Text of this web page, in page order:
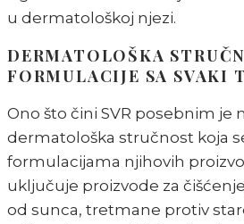
u dermatološkoj njezi.
DERMATOLOŠKA
FORMULACIJE SA SVAKI
Ono što čini SVR posebnim je
dermatološka stručnost koja
formulacijama njihovih
uključuje proizvode za
od sunca, tretmane protiv